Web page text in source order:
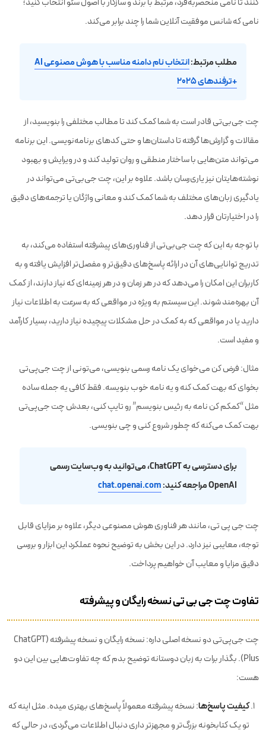
نامی که شانس موفقیت آنلاین شما را چند برابر می‌کند.
مطلب مرتبط:
انتخاب نام دامنه مناسب با هوش مصنوعی AI
+ترفندهای 2025
چت جی‌بی‌تی قادر است به شما کمک کند تا مطالب مختلفی را بنویسید، از
مقالات و گزارش‌ها گرفته تا داستان‌ها و حتی کدهای برنامه‌نویسی. این برنامه
می‌تواند متن‌هایی با ساختار منطقی و روان تولید کند و در ویرایش و بهبود
نوشته‌هایتان نیز یاری‌رسان باشد. علاوه بر این، چت جی‌بی‌تی می‌تواند در
یادگیری زبان‌های مختلف به شما کمک کند و معانی واژگان یا ترجمه‌های دقیق
را در اختیارتان قرار دهد.
با توجه به این که چت جی‌بی‌تی از فناوری‌های پیشرفته استفاده می‌کند، به
تدریج توانایی‌های آن در ارائه پاسخ‌های دقیق‌تر و مفصل‌تر افزایش یافته و به
کاربران این امکان را می‌دهد که در هر زمان و در هر زمینه‌ای که نیاز دارند، از کمک
آن بهره‌مند شوند. این سیستم به ویژه در مواقعی که به سرعت به اطلاعات نیاز
دارید یا در مواقعی که به کمک در حل مشکلات پیچیده نیاز دارید، بسیار کارآمد
و مفید است.
مثال: فرض کن می‌خوای یک نامه رسمی بنویسی، می‌تونی از چت جی‌پی‌تی
بخوای که بهت کمک کنه و یه نامه خوب بنویسه. فقط کافی یه جمله ساده
مثل “کمکم کن نامه به رئیس بنویسم” رو تایپ کنی، بعدش چت جی‌پی‌تی
بهت کمک می‌کنه که چطور شروع کنی و چی بنویسی.
برای دسترسی به ChatGPT، می‌توانید به وب‌سایت رسمی
OpenAI مراجعه کنید:
chat.openai.com
چت جی پی تی، مانند هر فناوری هوش مصنوعی دیگر، علاوه بر مزایای قابل
توجه، معایبی نیز دارد. در این بخش به توضیح نحوه عملکرد این ابزار و بررسی
دقیق مزایا و معایب آن خواهیم پرداخت.
تفاوت چت جی بی تی نسخه رایگان و پیشرفته
چت جی‌پی‌تی دو نسخه اصلی داره: نسخه رایگان و نسخه پیشرفته (ChatGPT
Plus). بگذار برات به زبان دوستانه توضیح بدم که چه تفاوت‌هایی بین این دو
هست:
کیفیت پاسخ‌ها: نسخه پیشرفته معمولاً پاسخ‌های بهتری میده. مثل اینه که
تو یک کتابخونه بزرگ‌تر و مجهزتر داری دنبال اطلاعات می‌گردی، در حالی که